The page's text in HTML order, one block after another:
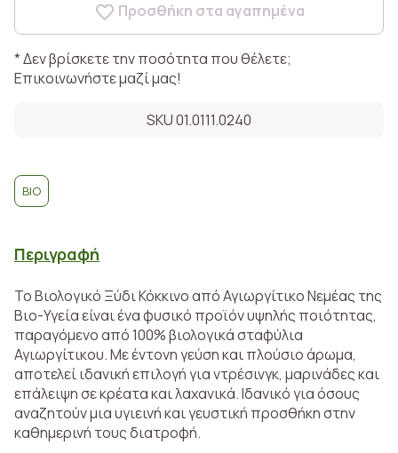
Προσθήκη στα αγαπημένα
* Δεν βρίσκετε την ποσότητα που θέλετε;
Επικοινωνήστε μαζί μας!
SKU 01.0111.0240
BIO
Περιγραφή
Το Βιολογικό Ξύδι Κόκκινο από Αγιωργίτικο Νεμέας της
Βιο-Υγεία είναι ένα φυσικό προϊόν υψηλής ποιότητας,
παραγόμενο από 100% βιολογικά σταφύλια
Αγιωργίτικου. Με έντονη γεύση και πλούσιο άρωμα,
αποτελεί ιδανική επιλογή για ντρέσινγκ, μαρινάδες και
επάλειψη σε κρέατα και λαχανικά. Ιδανικό για όσους
αναζητούν μια υγιεινή και γευστική προσθήκη στην
καθημερινή τους διατροφή.